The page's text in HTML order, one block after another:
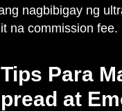
nagbibigay ng
na commission fee.
Para
at